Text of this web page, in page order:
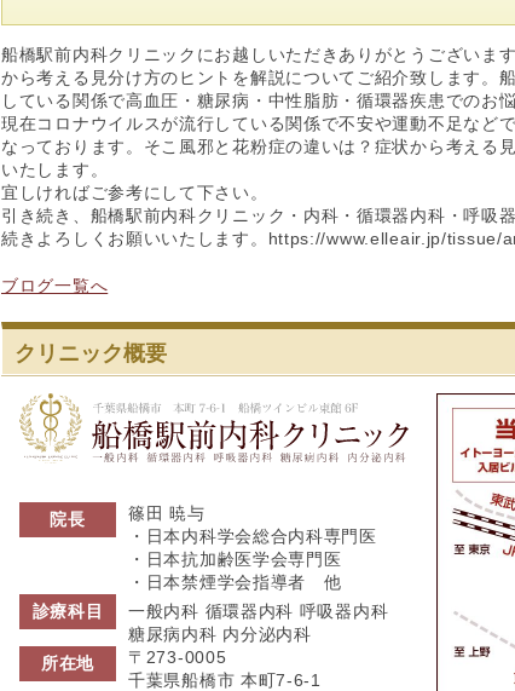
船橋駅前内科クリニックにお越しいただきありがとうございま
から考える見分け方のヒントを解説についてご紹介致します。
している関係で高血圧・糖尿病・中性脂肪・循環器疾患でのお
現在コロナウイルスが流行している関係で不安や運動不足など
なっております。そこ風邪と花粉症の違いは？症状から考える
いたします。
宜しければご参考にして下さい。
引き続き、船橋駅前内科クリニック・内科・循環器内科・呼吸
続きよろしくお願いいたします。https://www.elleair.jp/
ブログ一覧へ
クリニック概要
船橋駅前内
院長
篠田 暁与
・日本内科学会総合内科専門医
・日本抗加齢医学会専門医
・日本禁煙学会指導者 他
診療科目
一般内科 循環器内科 呼吸器内科
糖尿病内科 内分泌内科
所在地
〒273-0005
千葉県船橋市 本町7-6-1